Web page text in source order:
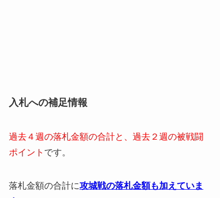
入札への補足情報
過去４週の落札金額の合計と、過去２週の被戦闘
ポイント です。
落札金額の合計に攻城戦の落札金額も加えていま